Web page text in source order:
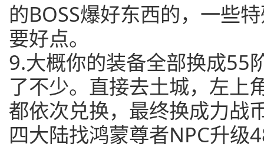
的BOSS爆好东西的，一些
要好点。
9.大概你的装备全部换成55
了不少。直接去土城，左上
都依次兑换，最终换成力战
四大陆找鸿蒙尊者NPC升级